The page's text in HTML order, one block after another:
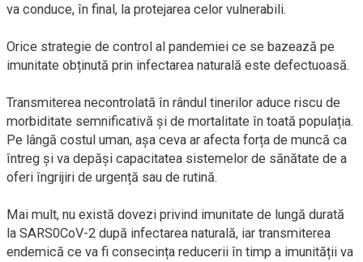
va conduce, în final, la protejarea celor vulnerabili.
Orice strategie de control al pandemiei ce se bazează pe
imunitate obținută prin infectarea naturală este defectuoasă.
Transmiterea necontrolată în rândul tinerilor aduce riscu de
morbiditate semnificativă și de mortalitate în toată populația.
Pe lângă costul uman, așa ceva ar afecta forța de muncă ca
întreg și va depăși capacitatea sistemelor de sănătate de a
oferi îngrijiri de urgență sau de rutină.
Mai mult, nu există dovezi privind imunitate de lungă durată
la SARS0CoV-2 după infectarea naturală, iar transmiterea
endemică ce va fi consecința reducerii în timp a imunității va